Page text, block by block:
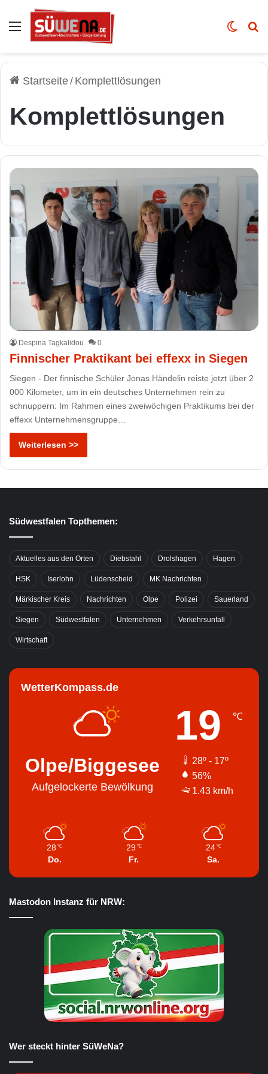
Auswahl Skin
Startseite/ Komplettlösungen
Komplettlösungen
Despina Tagkalidou 0
Finnischer Praktikant bei effexx in Siegen
Siegen - Der finnische Schüler Jonas Händelin reiste jetzt über 2
000 Kilometer, um in ein deutsches Unternehmen rein zu
schnuppern: Im Rahmen eines zweiwöchigen Praktikums bei der
effexx Unternehmensgruppe…
Weiterlesen >>
Südwestfalen Topthemen:
Aktuelles aus den Orten Diebstahl Drolshagen Hagen
HSK Iserlohn Lüdenscheid MK Nachrichten
Märkischer Kreis Nachrichten Olpe Polizei Sauerland
Siegen Südwestfalen Unternehmen Verkehrsunfall
Wirtschaft
WetterKompass.de
Olpe/Biggesee
Aufgelockerte Bewölkung
19 ℃
28º - 17º
56%
1.43 km/h
28 ℃
Do.
29 ℃
Fr.
24 ℃
Sa.
Mastodon Instanz für NRW:
Wer steckt hinter SüWeNa?